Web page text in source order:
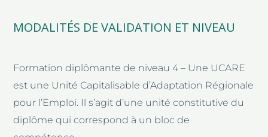
MODALITÉS DE VALIDATION ET NIVEAU
Formation diplômante de niveau 4 – Une UCARE
est une Unité Capitalisable d’Adaptation Régionale
pour l’Emploi. Il s’agit d’une unité constitutive du
diplôme qui correspond à un bloc de